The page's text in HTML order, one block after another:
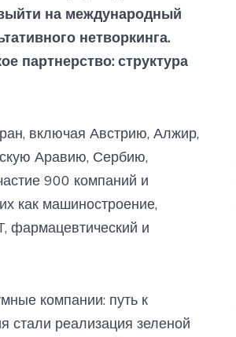
на международный
нетворкинга.
партнерство: структура
включая Австрию, Алжир,
Аравию, Сербию,
900 компаний и
как машиностроение,
фармацевтический и
компании: путь к
стали реализация зеленой